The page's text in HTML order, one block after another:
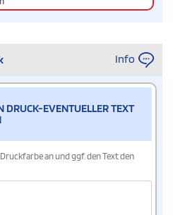
Info
DRUCK-EVENTUELLER TEXT
an und ggf. den Text den